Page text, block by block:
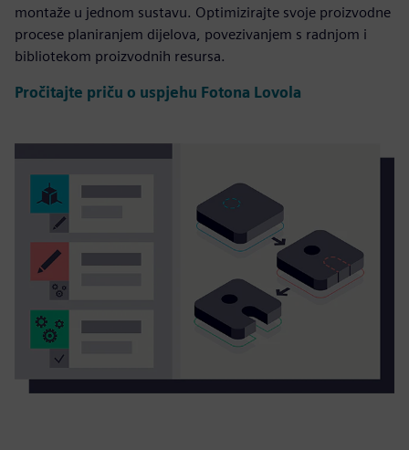
montaže u jednom sustavu. Optimizirajte svoje proizvodne
procese planiranjem dijelova, povezivanjem s radnjom i
bibliotekom proizvodnih resursa.
Pročitajte priču o uspjehu Fotona Lovola